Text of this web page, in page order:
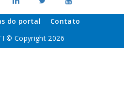
do portal
Contato
© Copyright 2026